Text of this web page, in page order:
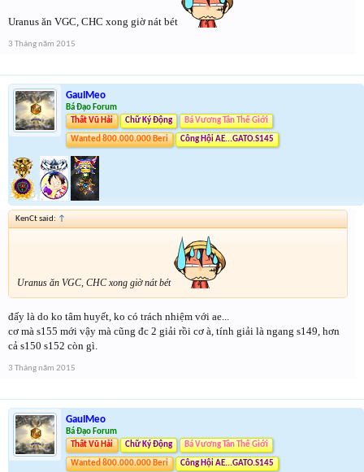
Uranus ăn VGC, CHC xong giờ nát bét
3 Tháng năm 2015
GauIMeo
Bá Đạo Forum
Thất Vũ Hải
Chữ Ký Động Bá Vương Tân Thế Giới
Wanted 800.000.000 Beri Công Hội AE...GATO.S145
KenCt said: ↑
Uranus ăn VGC, CHC xong giờ nát bét
đấy là do ko tâm huyết, ko có trách nhiệm với ae...
cơ mà s155 mới vậy mà cũng đc 2 giải rồi cơ à, tính giải là ngang s149, hơn
cả s150 s152 còn gì.
3 Tháng năm 2015
GauIMeo
Bá Đạo Forum
Thất Vũ Hải
Chữ Ký Động Bá Vương Tân Thế Giới
Wanted 800.000.000 Beri Công Hội AE...GATO.S145